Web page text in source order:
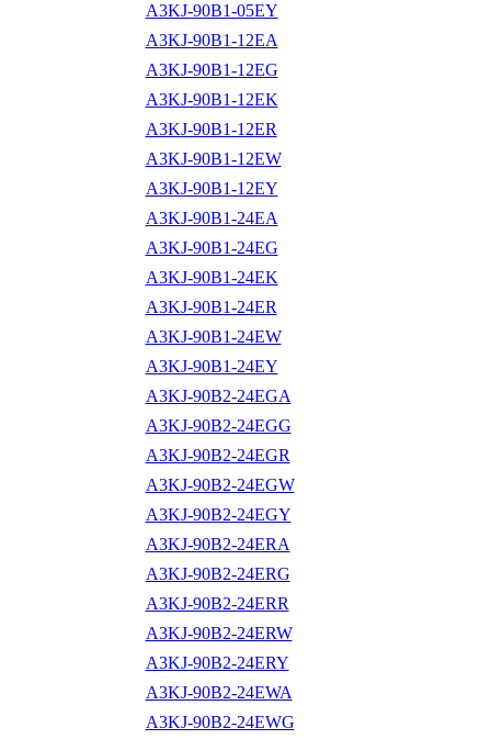
A3KJ-90B1-05EY
A3KJ-90B1-12EA
A3KJ-90B1-12EG
A3KJ-90B1-12EK
A3KJ-90B1-12ER
A3KJ-90B1-12EW
A3KJ-90B1-12EY
A3KJ-90B1-24EA
A3KJ-90B1-24EG
A3KJ-90B1-24EK
A3KJ-90B1-24ER
A3KJ-90B1-24EW
A3KJ-90B1-24EY
A3KJ-90B2-24EGA
A3KJ-90B2-24EGG
A3KJ-90B2-24EGR
A3KJ-90B2-24EGW
A3KJ-90B2-24EGY
A3KJ-90B2-24ERA
A3KJ-90B2-24ERG
A3KJ-90B2-24ERR
A3KJ-90B2-24ERW
A3KJ-90B2-24ERY
A3KJ-90B2-24EWA
A3KJ-90B2-24EWG